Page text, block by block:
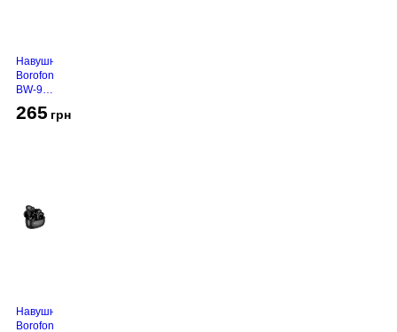
Навушники
Borofone
BW-94
265 грн
Навушники
Borofone